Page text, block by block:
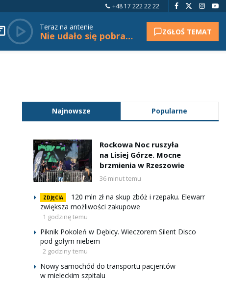
+48 17 222 22 22
Teraz na antenie
Nie udało się pobrać tytułu. ZGŁOŚ TEMAT
Najnowsze Popularne
Rockowa Noc ruszyła
na Lisiej Górze. Mocne
brzmienia w Rzeszowie
36 minut temu
ZDJĘCIA
120 mln zł na skup zbóż i rzepaku. Elewarr
zwiększa możliwości zakupowe
1 godzinę temu
Piknik Pokoleń w Dębicy. Wieczorem Silent Disco
pod gołym niebem
2 godziny temu
Nowy samochód do transportu pacjentów
w mieleckim szpitalu